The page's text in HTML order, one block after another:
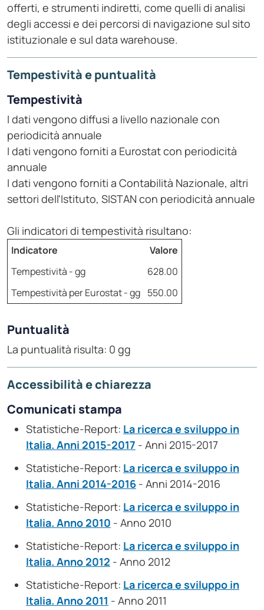
offerti, e strumenti indiretti, come quelli di analisi
degli accessi e dei percorsi di navigazione sul sito
istituzionale e sul data warehouse.
Tempestività e puntualità
Tempestività
I dati vengono diffusi a livello nazionale con
periodicità annuale
I dati vengono forniti a Eurostat con periodicità
annuale
I dati vengono forniti a Contabilità Nazionale, altri
settori dell'Istituto, SISTAN con periodicità annuale
Gli indicatori di tempestività risultano:
Indicatore
Valore
Tempestività - gg
628.00
Tempestività per Eurostat - gg 550.00
Puntualità
La puntualità risulta: 0 gg
Accessibilità e chiarezza
Comunicati stampa
Statistiche-Report: La ricerca e sviluppo in
Italia. Anni 2015-2017 - Anni 2015-2017
Statistiche-Report: La ricerca e sviluppo in
Italia. Anni 2014-2016 - Anni 2014-2016
Statistiche-Report: La ricerca e sviluppo in
Italia. Anno 2010 - Anno 2010
Statistiche-Report: La ricerca e sviluppo in
Italia. Anno 2012 - Anno 2012
Statistiche-Report: La ricerca e sviluppo in
Italia. Anno 2011 - Anno 2011